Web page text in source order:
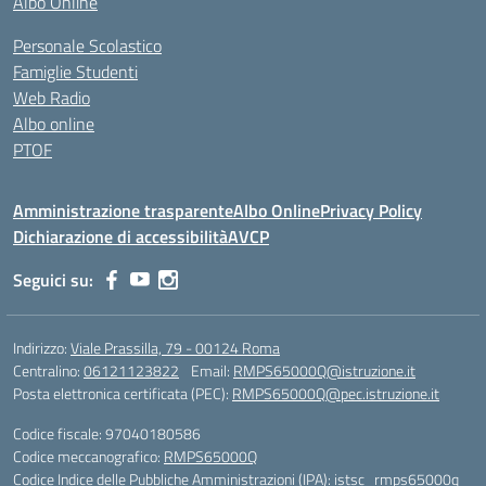
Personale Scolastico
Famiglie Studenti
Web Radio
Albo online
PTOF
Amministrazione trasparenteAlbo OnlinePrivacy Policy
Dichiarazione di accessibilitàAVCP
Seguici su:
Indirizzo:Viale Prassilla, 79 - 00124 Roma
Centralino:06121123822 Email: RMPS65000Q@istruzione.it
Posta elettronica certificata (PEC): RMPS65000Q@pec.istruzione.it
Codice fiscale: 97040180586
Codice meccanografico: RMPS65000Q
Codice Indice delle Pubbliche Amministrazioni (IPA): istsc_rmps65000q